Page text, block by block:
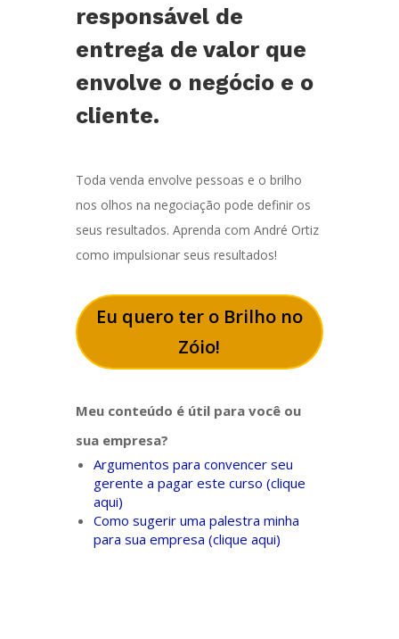
responsável de
entrega de valor que
envolve o negócio e o
cliente.
Toda venda envolve pessoas e o brilho
nos olhos na negociação pode definir os
seus resultados. Aprenda com André Ortiz
como impulsionar seus resultados!
Eu quero ter o Brilho no
Zóio!
Meu conteúdo é útil para você ou
sua empresa?
Argumentos para convencer seu
gerente a pagar este curso (clique
aqui)
Como sugerir uma palestra minha
para sua empresa (clique aqui)